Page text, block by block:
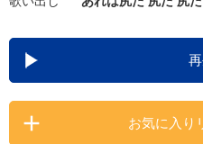
DAMの新曲・
カラオケ最新
お気に入り